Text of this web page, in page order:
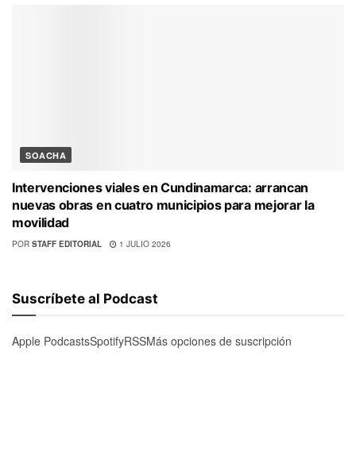
SOACHA
Intervenciones viales en Cundinamarca: arrancan
nuevas obras en cuatro municipios para mejorar la
movilidad
POR STAFF EDITORIAL 1 JULIO 2026
Suscríbete al Podcast
Apple PodcastsSpotifyRSSMás opciones de suscripción